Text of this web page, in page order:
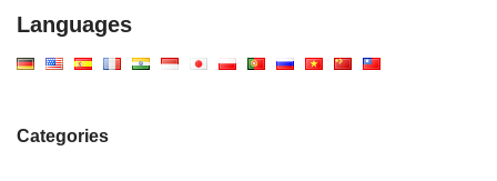
Languages
Categories